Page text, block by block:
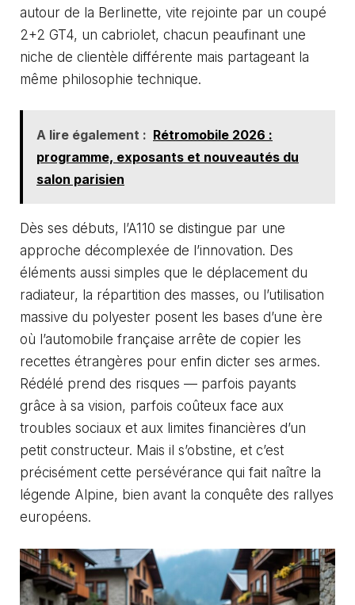
autour de la Berlinette, vite rejointe par un coupé
2+2 GT4, un cabriolet, chacun peaufinant une
niche de clientèle différente mais partageant la
même philosophie technique.
A lire également : Rétromobile 2026 :
programme, exposants et nouveautés du
salon parisien
Dès ses débuts, l’A110 se distingue par une
approche décomplexée de l’innovation. Des
éléments aussi simples que le déplacement du
radiateur, la répartition des masses, ou l’utilisation
massive du polyester posent les bases d’une ère
où l’automobile française arrête de copier les
recettes étrangères pour enfin dicter ses armes.
Rédélé prend des risques — parfois payants
grâce à sa vision, parfois coûteux face aux
troubles sociaux et aux limites financières d’un
petit constructeur. Mais il s’obstine, et c’est
précisément cette persévérance qui fait naître la
légende Alpine, bien avant la conquête des rallyes
européens.